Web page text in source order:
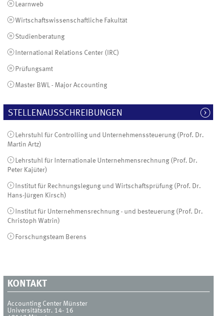
Learnweb
Wirtschaftswissenschaftliche Fakultät
Studienberatung
International Relations Center (IRC)
Prüfungsamt
Master BWL - Major Accounting
STELLENAUSSCHREIBUNGEN
Lehrstuhl für Controlling und Unternehmenssteuerung (Prof. Dr.
Martin Artz)
Lehrstuhl für Internationale Unternehmensrechnung (Prof. Dr.
Peter Kajüter)
Institut für Rechnungslegung und Wirtschaftsprüfung (Prof. Dr.
Hans-Jürgen Kirsch)
Institut für Unternehmensrechnung - und besteuerung (Prof. Dr.
Christoph Watrin)
Forschungsteam Berens
KONTAKT
Accounting Center Münster
Universitätsstr. 14- 16